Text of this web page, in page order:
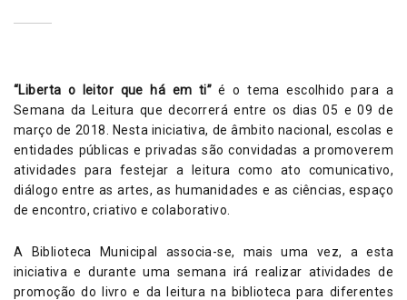
“Liberta o leitor que há em ti” é o tema escolhido para a
Semana da Leitura que decorrerá entre os dias 05 e 09 de
março de 2018. Nesta iniciativa, de âmbito nacional, escolas e
entidades públicas e privadas são convidadas a promoverem
atividades para festejar a leitura como ato comunicativo,
diálogo entre as artes, as humanidades e as ciências, espaço
de encontro, criativo e colaborativo.
A Biblioteca Municipal associa-se, mais uma vez, a esta
iniciativa e durante uma semana irá realizar atividades de
promoção do livro e da leitura na biblioteca para diferentes